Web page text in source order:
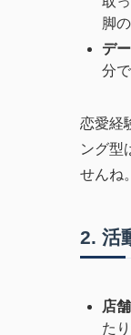
脚
デ
分
恋愛経
ング型
せんね。
2. 活
店
た